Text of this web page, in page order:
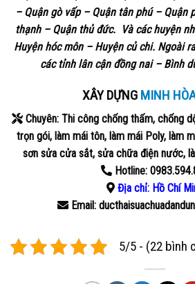
– Quận gò vấp – Quận tân phú – Quận
thạnh – Quận thủ đức. Và các huyện
Huyện hóc môn – Huyện củ chi. Ngoài
các tỉnh lân cận đồng nai – Bình
XÂY DỰNG MINH
Chuyên: Thi công chống thấm, chống
trọn gói, làm mái tôn, làm mái Poly, làm
sơn sửa cửa sắt, sửa chữa điện nước,
Hotline:
Địa chỉ: Hồ Chí
Email:
5/5 - (22 bình